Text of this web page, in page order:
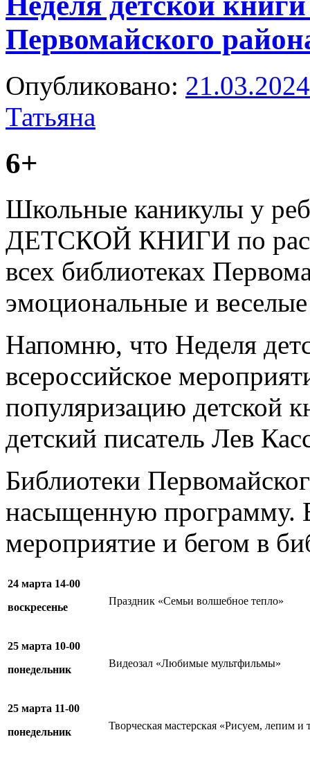
Первомайского
Опубликовано: 21.03.2024
Татьяна
6+
Школьные каникулы у
ДЕТСКОЙ КНИГИ по
всех библиотеках
эмоциональные и
Напомню, что Неделя
всероссийское
популяризацию детской
детский писатель Лев
Библиотеки
насыщенную программу.
мероприятие и бегом в
24 марта 14-00
воскресенье
Праздник «Семьи волшебное тепло»
25 марта 10-00
понедельник
Видеозал «Любимые мультфильмы»
25 марта 11-00
понедельник
Творческая мастерская «Рисуем, лепим и